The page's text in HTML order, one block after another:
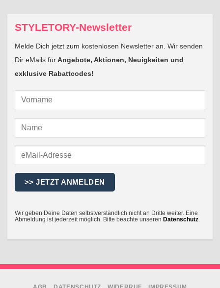
STYLETORY-Newsletter
Melde Dich jetzt zum kostenlosen Newsletter an. Wir senden
Dir eMails fürAngebote, Aktionen, Neuigkeiten und
exklusive Rabattcodes!
Wir geben Deine Daten selbstverständlich nicht an Dritte weiter. Eine
Abmeldung ist jederzeit möglich. Bitte beachte unseren Datenschutz.